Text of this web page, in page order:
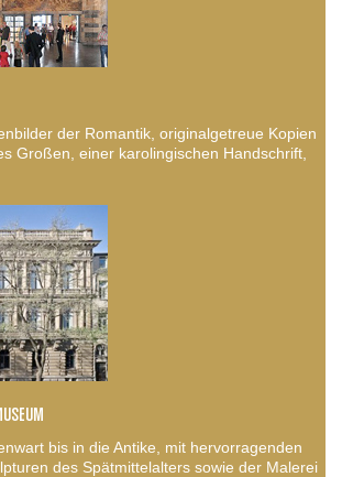
der Romantik, originalgetreue Kopien
Großen, einer karolingischen Handschrift,
bis in die Antike, mit hervorragenden
des Spätmittelalters sowie der Malerei